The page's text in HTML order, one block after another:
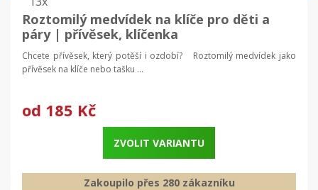
Roztomilý medvídek na klíče pro děti a
páry | přívěsek, klíčenka
Chcete přívěsek, který potěší i ozdobí? Roztomilý medvídek jako
přívěsek na klíče nebo tašku ...
od 185 Kč
ZVOLIT VARIANTU
Zakoupilo přes 280 zákazníku